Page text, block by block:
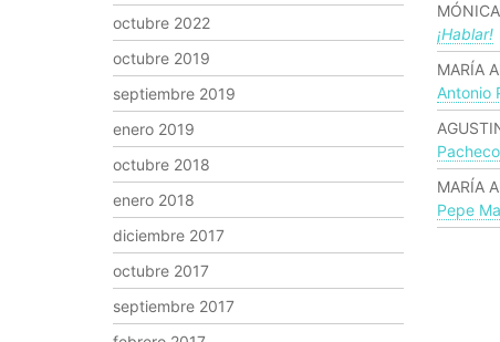
octubre 2022
octubre 2019
septiembre 2019
enero 2019
octubre 2018
enero 2018
diciembre 2017
octubre 2017
septiembre 2017
¡hablar!
MARÍA
Antonio
Pacheco
MARÍA
Pepe